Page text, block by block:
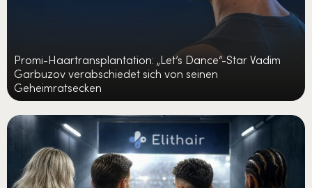
Promi-Haartransplantation: „Let’s Dance“-Star Vadim
Garbuzov verabschiedet sich von seinen
Geheimratsecken